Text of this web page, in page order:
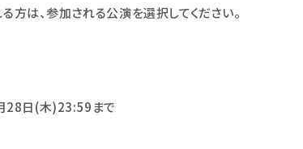
方は、参加される公演を選択してください。
28日(木)23:59まで